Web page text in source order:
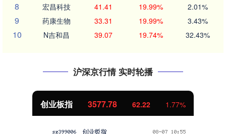
8 宏昌科技 41.41 19.99% 2.01%
9 药康生物 33.31 19.99% 3.43%
10 N吉和昌 39.07 19.74% 32.43%
沪深京行情 实时轮播
创业板指 3577.78 62.22 1.77%